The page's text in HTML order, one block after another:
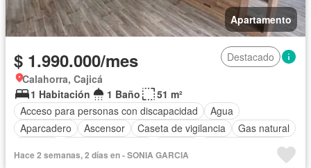
Apartamento
$ 1.990.000/mes
Destacado
Calahorra, Cajicá
1 Habitación
1 Baño
51 m²
Acceso para personas con discapacidad
Agua
Aparcadero
Ascensor Caseta de vigilancia
Gas natural
Vista panorámica
Wifi
Permite niños Solo familias
Hace 2 semanas, 2 días en - SONIA GARCIA